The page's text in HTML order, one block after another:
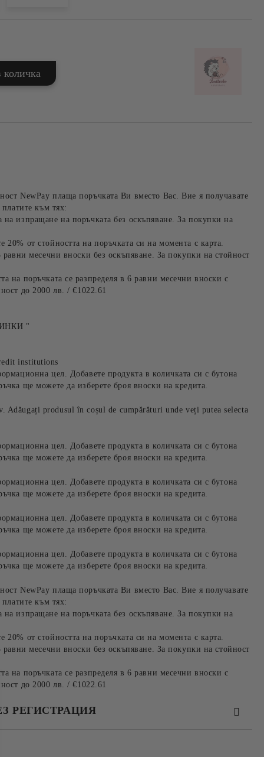
NewPay плаща поръчката Ви вместо Вас. Вие я получавате
към тях:
изпращане на поръчката без оскъпяване. За покупки на
от стойността на поръчката си на момента с карта.
равни месечни вноски без оскъпяване. За покупки на стойност
на поръчката се разпределя в 6 равни месечни вноски с
до 2000 лв. / €1022.61
"
institutions
цел. Добавете продукта в количката си с бутона
ще можете да изберете броя вноски на кредита.
Adăugați produsul în coșul de cumpărături unde veți putea selecta
цел. Добавете продукта в количката си с бутона
ще можете да изберете броя вноски на кредита.
цел. Добавете продукта в количката си с бутона
ще можете да изберете броя вноски на кредита.
цел. Добавете продукта в количката си с бутона
ще можете да изберете броя вноски на кредита.
цел. Добавете продукта в количката си с бутона
ще можете да изберете броя вноски на кредита.
NewPay плаща поръчката Ви вместо Вас. Вие я получавате
към тях:
изпращане на поръчката без оскъпяване. За покупки на
от стойността на поръчката си на момента с карта.
равни месечни вноски без оскъпяване. За покупки на стойност
на поръчката се разпределя в 6 равни месечни вноски с
до 2000 лв. / €1022.61
РЕГИСТРАЦИЯ